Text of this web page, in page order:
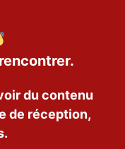
du contenu
de réception,